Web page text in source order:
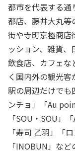
都市を代表する通
都店、藤井大丸等
街や寺町京極商店
ッション、雑貨、
飲食店、カフェな
く国内外の観光客
駅の周辺だけで
ンチョ」「Au
「SOU・SOU」
「寿司 乙羽」「
「INOBUN」な